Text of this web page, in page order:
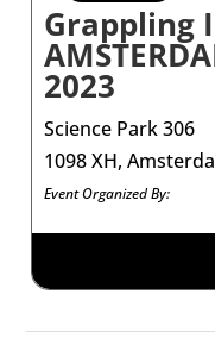
Grappling
2023
Science Park 306
1098 XH,
Event Organized By: